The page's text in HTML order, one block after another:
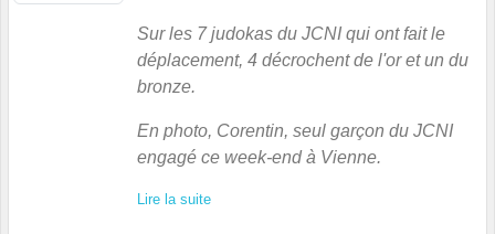
Sur les 7 judokas du JCNI qui ont fait le
déplacement, 4 décrochent de l'or et un du
bronze.
En photo, Corentin, seul garçon du JCNI
engagé ce week-end à Vienne.
Lire la suite